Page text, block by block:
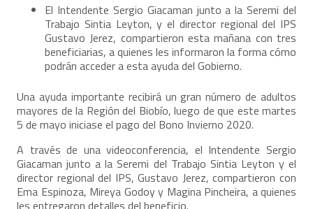
El Intendente Sergio Giacaman junto a la Seremi del
Trabajo Sintia Leyton, y el director regional del IPS
Gustavo Jerez, compartieron esta mañana con tres
beneficiarias, a quienes les informaron la forma cómo
podrán acceder a esta ayuda del Gobierno.
Una ayuda importante recibirá un gran número de adultos
mayores de la Región del Biobío, luego de que este martes
5 de mayo iniciase el pago del Bono Invierno 2020.
A través de una videoconferencia, el Intendente Sergio
Giacaman junto a la Seremi del Trabajo Sintia Leyton y el
director regional del IPS, Gustavo Jerez, compartieron con
Ema Espinoza, Mireya Godoy y Magina Pincheira, a quienes
les entregaron detalles del beneficio.